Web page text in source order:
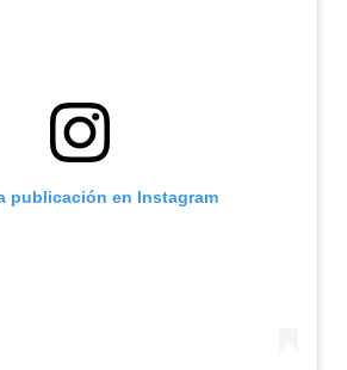
publicación en Instagram